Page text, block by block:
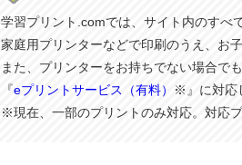
学習プリント.comでは、サイト内のすべ
家庭用プリンターなどで印刷のうえ、お
また、プリンターをお持ちでない場合で
『eプリントサービス（有料）
※』に対応
※現在、一部のプリントのみ対応。対応